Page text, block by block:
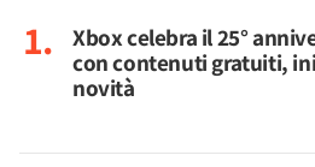
Xbox celebra il 25°
con contenuti gratuiti,
novità